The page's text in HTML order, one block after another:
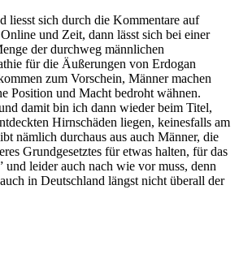
liesst sich durch die Kommentare auf
und Zeit, dann lässt sich bei einer
der durchweg männlichen
für die Äußerungen von Erdogan
zum Vorschein, Männer machen
Position und Macht bedroht wähnen.
damit bin ich dann wieder beim Titel,
Hirnschäden liegen, keinesfalls am
nämlich durchaus aus auch Männer, die
Grundgesetztes für etwas halten, für das
leider auch nach wie vor muss, denn
in Deutschland längst nicht überall der